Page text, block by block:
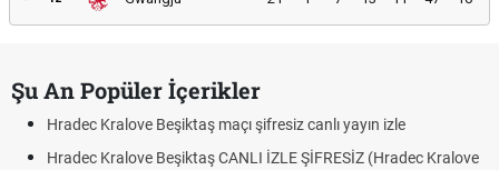
Şu An Popüler İçerikler
Hradec Kralove Beşiktaş maçı şifresiz canlı yayın izle
Hradec Kralove Beşiktaş CANLI İZLE ŞİFRESİZ (Hradec Kralove